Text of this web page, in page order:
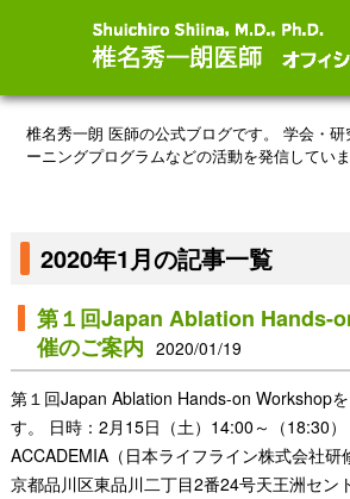
椎名秀一朗 医師の公式ブログです。
学会・研
ーニングプログラムなどの活動を発信していま
2020年1月の記事一覧
第１回Japan Ablation Hands-
催のご案内 2020/01/19
第１回Japan Ablation Hands-on Workshop
す。 日時：2月15日（土）14:00～（18:30
ACCADEMIA（日本ライフライン株式会社研
京都品川区東品川二丁目2番24号天王洲セン